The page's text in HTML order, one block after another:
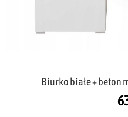
Biurko białe + beton